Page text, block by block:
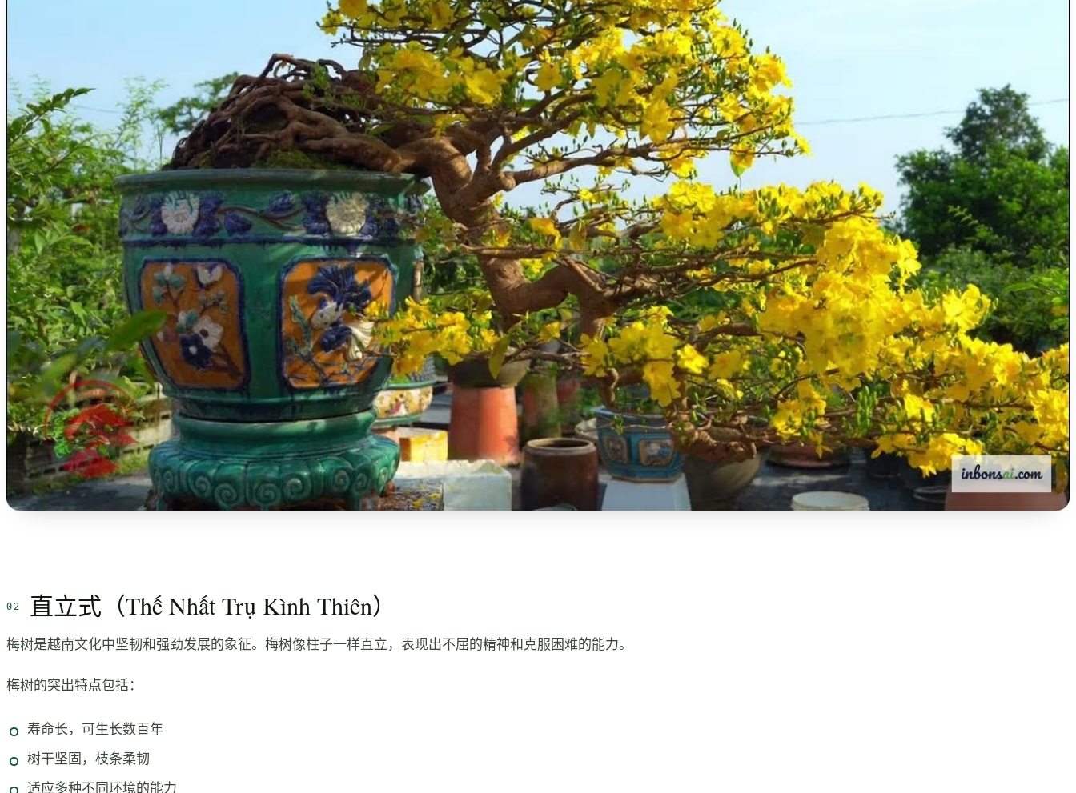
直立式（Thế Nhất Trụ Kình Thiên）
梅树是越南文化中坚韧和强劲发展的象征。梅树像柱子一样直立，表现出不屈的精神和克服困难的能力。
梅树的突出特点包括：
寿命长，可生长数百年
树干坚固，枝条柔韧
适应多种不同环境的能力